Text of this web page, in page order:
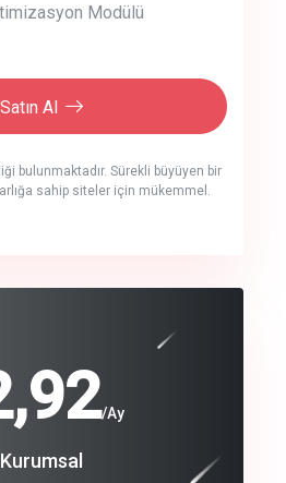
Modülü
Satın Al
bulunmaktadır. Sürekli büyüyen bir
sahip siteler için mükemmel.
cync
costs /Ay
Kurumsal
$